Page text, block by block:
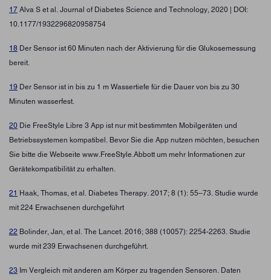
17 Alva S et al. Journal of Diabetes Science and Technology, 2020 | DOI:
10.1177/1932296820958754
18 Der Sensor ist 60 Minuten nach der Aktivierung für die Glukosemessung
bereit.
19 Der Sensor ist in bis zu 1 m Wassertiefe für die Dauer von bis zu 30
Minuten wasserfest.
20 Die FreeStyle Libre 3 App ist nur mit bestimmten Mobilgeräten und
Betriebssystemen kompatibel. Bevor Sie die App nutzen möchten, besuchen
Sie bitte die Webseite www.FreeStyle.Abbott um mehr Informationen zur
Gerätekompatibilität zu erhalten.
21 Haak, Thomas, et al. Diabetes Therapy. 2017; 8 (1): 55–73. Studie wurde
mit 224 Erwachsenen durchgeführt
22 Bolinder, Jan, et al. The Lancet. 2016; 388 (10057): 2254-2263. Studie
wurde mit 239 Erwachsenen durchgeführt.
23 Im Vergleich mit anderen am Körper zu tragenden Sensoren. Daten